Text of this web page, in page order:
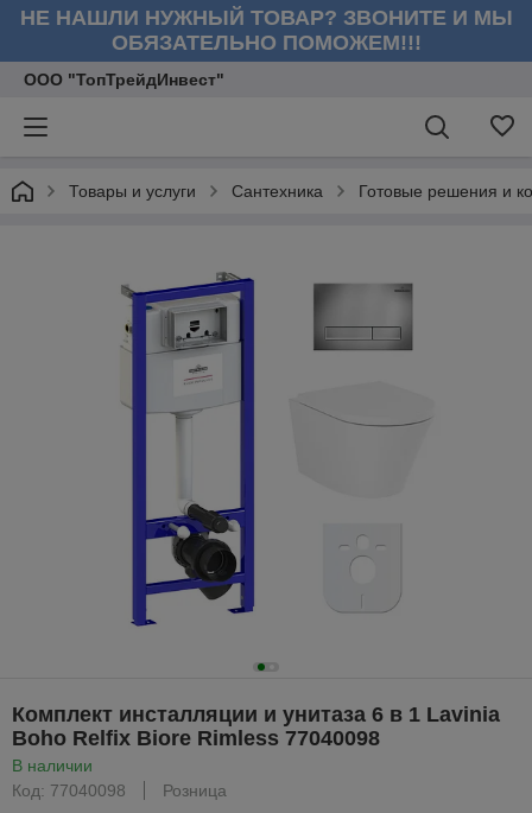
НЕ НАШЛИ НУЖНЫЙ ТОВАР? ЗВОНИТЕ И МЫ
ОБЯЗАТЕЛЬНО ПОМОЖЕМ!!!
ООО "ТопТрейдИнвест"
Товары и услуги Сантехника Готовые решения и
Комплект инсталляции и унитаза 6 в 1 Lavinia
Boho Relfix Biore Rimless 77040098
В наличии
Код: 77040098
Розница